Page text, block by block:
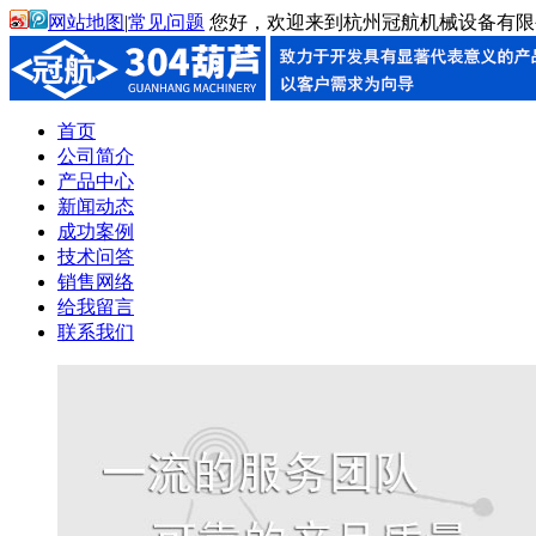
网站地图|常见问题 您好，欢迎来到杭州冠航机械设备有
首页
公司简介
产品中心
新闻动态
成功案例
技术问答
销售网络
给我留言
联系我们